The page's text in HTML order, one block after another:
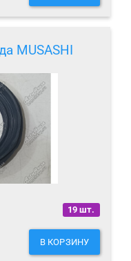
MUSASHI
19 шт.
В КОРЗИНУ